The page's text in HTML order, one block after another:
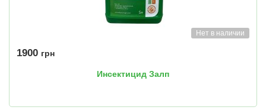
Нет в наличии
1900 грн
Инсектицид Залп